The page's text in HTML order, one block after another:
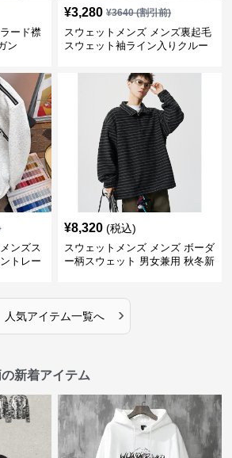
ード襟
ン
¥3,280 ¥3640(割引前)
スウェットメンズ メンズ裏起毛
スウェット袖ライン入りクルー
ンズス
トレー
¥8,320 (税込)
スウェットメンズ メンズ ボーダ
ー柄スウェット 男女兼用 秋冬新
人気アイテム一覧へ ›
新着アイテム